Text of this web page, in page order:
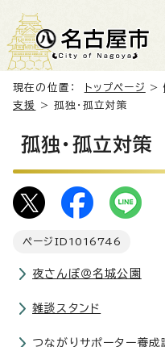
現在の位置： トップページ >
支援
> 孤独・孤立対策
孤独・孤立対策
ページID 1016746
夜さんぽ＠名城公園
雑談スタンド
つながりサポーター養